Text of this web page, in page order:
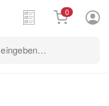
0